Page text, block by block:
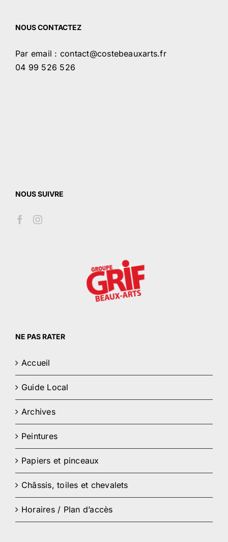
NOUS CONTACTEZ
Par email : contact@costebeauxarts.fr
04 99 526 526
NOUS SUIVRE
NE PAS RATER
Accueil
Guide Local
Archives
Peintures
Papiers et pinceaux
Châssis, toiles et chevalets
Horaires / Plan d’accès